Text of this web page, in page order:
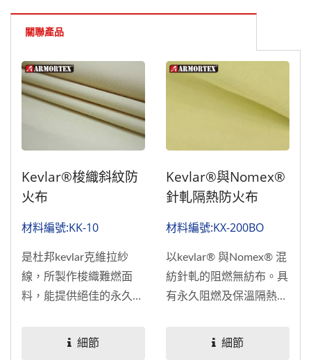
關聯產品
Kevlar®梭織斜紋防
火布
材料編號:KK-10
是杜邦kevlar克維拉紗
線，所製作梭織難燃面
料，能提供絕佳的永久性
細節
Kevlar®與Nomex®
針軋隔熱防火布
材料編號:KX-200BO
以kevlar® 與Nomex® 混
紡針軋的阻燃無紡布。具
有永久阻燃及保溫隔熱的
細節